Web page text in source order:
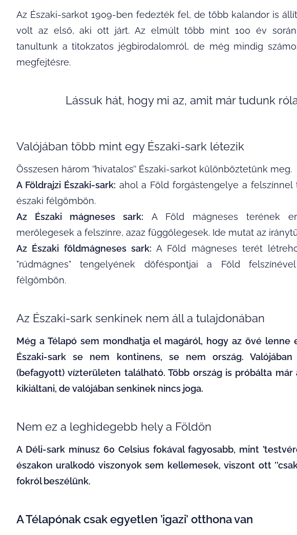
Az Északi-sarkot 1909-ben fedezték fel, de több kalandor is
volt az első, aki ott járt. Az elmúlt több mint 100 év
tanultunk a titokzatos jégbirodalomról, de még mindig
megfejtésre.
Lássuk hát, hogy mi az, amit már tudunk
Valójában több mint egy Északi-sark létezik
Összesen három ’’hivatalos’’ Északi-sarkot különböztetünk meg.
A Földrajzi Északi-sark: ahol a Föld forgástengelye a felszínnel
északi félgömbön.
Az Északi mágneses sark: A Föld mágneses terének
merőlegesek a felszínre, azaz függőlegesek. Ide mutat az
Az Északi földmágneses sark: A Föld mágneses terét
"rúdmágnes" tengelyének döféspontjai a Föld
félgömbön.
Az Északi-sark senkinek nem áll a tulajdonában
Még a Télapó sem mondhatja el magáról, hogy az övé lenne
Északi-sark se nem kontinens, se nem ország. Valójában
(befagyott) vízterületen található. Több ország is próbálta már
kikiáltani, de valójában senkinek nincs joga.
Nem ez a leghidegebb hely a Földön
A Déli-sark mínusz 60 Celsius fokával fagyosabb, mint
északon uralkodó viszonyok sem kellemesek, viszont ott
fokról beszélünk.
A Télapónak csak egyetlen ’igazi’ otthona van